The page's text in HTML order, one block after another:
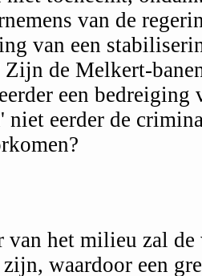
van de
van een
Zijn de Melkert-
een
niet eerder de
van het milieu zal
waardoor een